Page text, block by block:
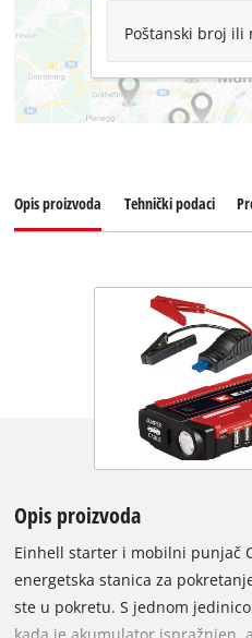
Poštanski broj ili
Opis proizvoda Tehnički podaci
Opis proizvoda
Einhell starter i mobilni punjač
energetska stanica za
ste u pokretu. S jednom